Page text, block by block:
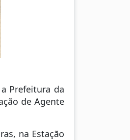
Prefeitura da
de Agente
na Estação